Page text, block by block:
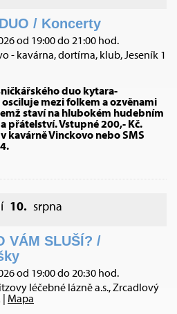
/ Koncerty
od 19:00 do 21:00 hod.
- kavárna, dortírna, klub, Jeseník 1
duo kytara-
mezi folkem a ozvěnami
staví na hlubokém hudebním
přátelství. Vstupné 200,- Kč.
kavárně Vinckovo nebo SMS
10. srpna
VÁM SLUŠÍ? /
od 19:00 do 20:30 hod.
léčebné lázně a.s., Zrcadlový
| Mapa